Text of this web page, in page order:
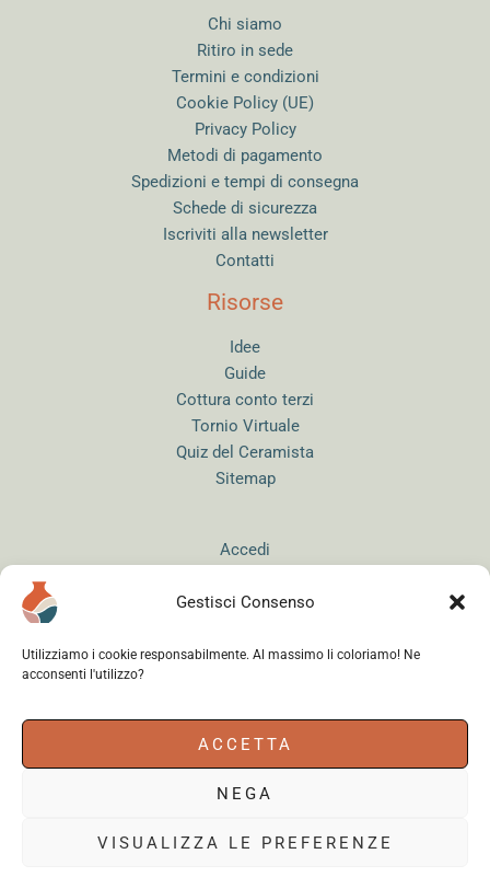
Gestisci Consenso
Utilizziamo i cookie responsabilmente. Al massimo li coloriamo! Ne
acconsenti l'utilizzo?
ACCETTA
NEGA
VISUALIZZA LE PREFERENZE
Chi siamo
Ritiro in sede
Termini e condizioni
Cookie Policy (UE)
Privacy Policy
Metodi di pagamento
Spedizioni e tempi di consegna
Schede di sicurezza
Iscriviti alla newsletter
Contatti
Risorse
Idee
Guide
Cottura conto terzi
Tornio Virtuale
Quiz del Ceramista
Sitemap
Accedi
18179961000 - Copyright © 2026